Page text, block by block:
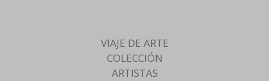
VIAJE DE ARTE
COLECCIÓN
ARTISTAS